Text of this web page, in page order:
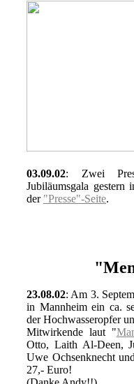
03.09.02: Zwei
Jubiläumsgala
der "Presse"-Seite.
23.08.02: Am 3.
in Mannheim ein ca.
der Hochwasseropfer
Mitwirkende laut "
Otto, Laith Al-Deen,
Uwe Ochsenknecht
27,- Euro!